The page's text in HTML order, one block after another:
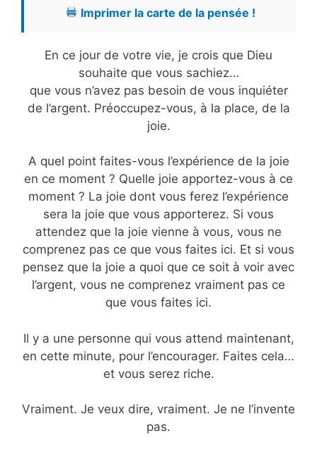
Imprimer la carte de la pensée !
En ce jour de votre vie, je crois que Dieu
souhaite que vous sachiez…
que vous n’avez pas besoin de vous inquiéter
de l’argent. Préoccupez-vous, à la place, de la
joie.
A quel point faites-vous l’expérience de la joie
en ce moment ? Quelle joie apportez-vous à ce
moment ? La joie dont vous ferez l’expérience
sera la joie que vous apporterez. Si vous
attendez que la joie vienne à vous, vous ne
comprenez pas ce que vous faites ici. Et si vous
pensez que la joie a quoi que ce soit à voir avec
l’argent, vous ne comprenez vraiment pas ce
que vous faites ici.
Il y a une personne qui vous attend maintenant,
en cette minute, pour l’encourager. Faites cela…
et vous serez riche.
Vraiment. Je veux dire, vraiment. Je ne l’invente
pas.